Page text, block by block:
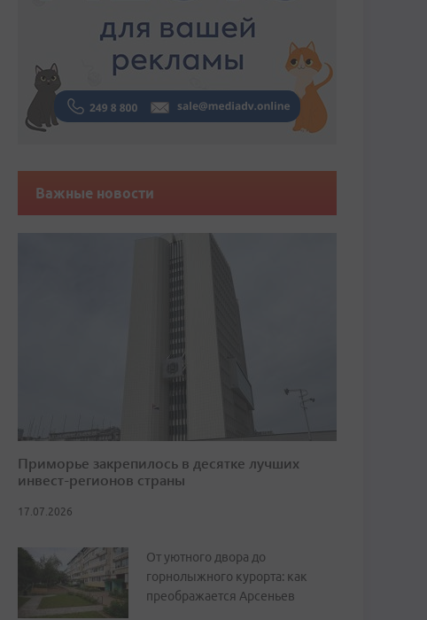
Важные новости
Приморье закрепилось в десятке лучших
инвест-регионов страны
17.07.2026
От уютного двора до
горнолыжного курорта: как
преображается Арсеньев